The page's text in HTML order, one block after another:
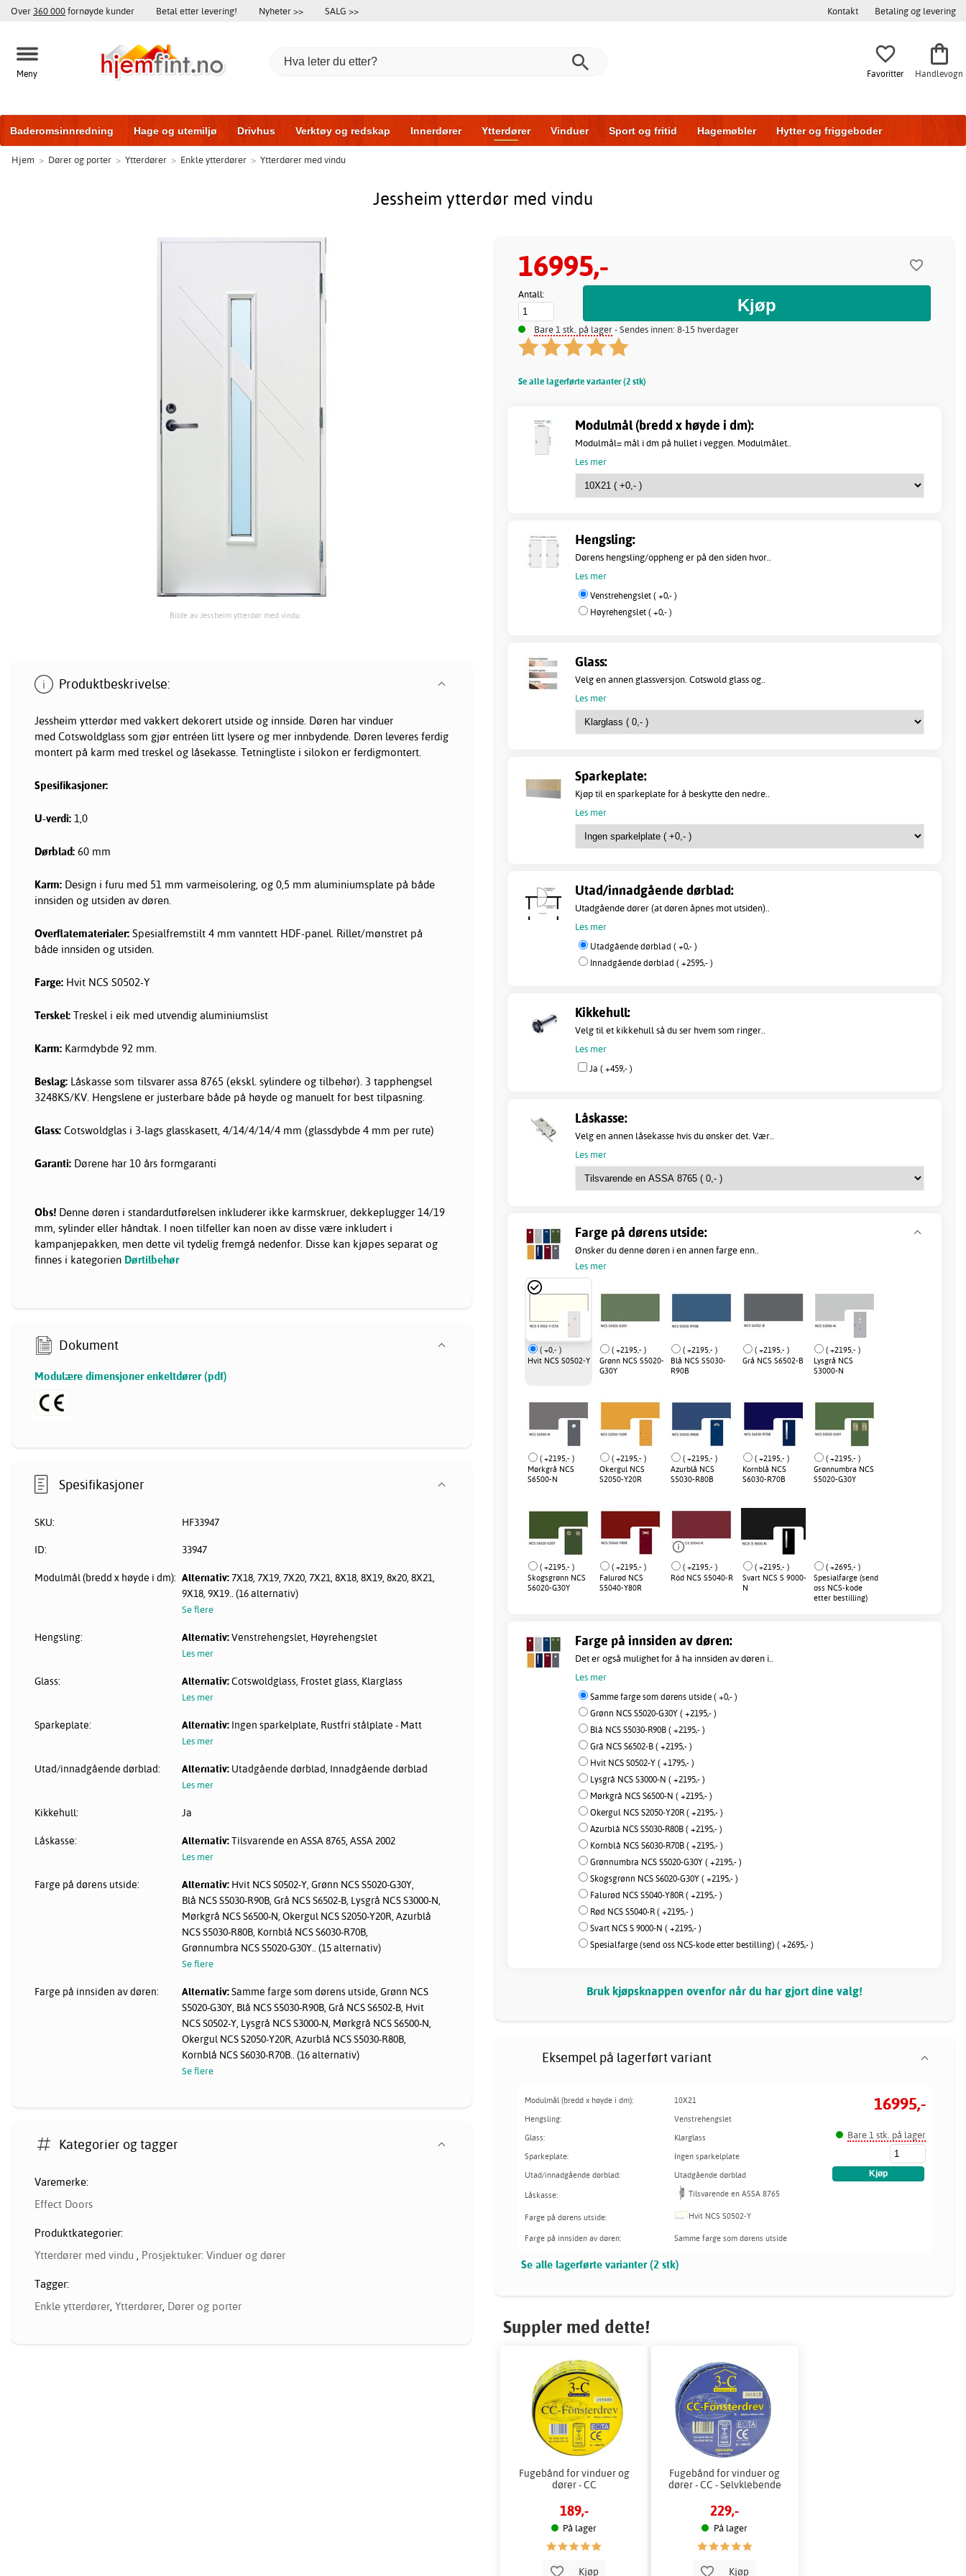
Over 360 000fornøyde kunder Betal etter levering! Nyheter >> SALG >> Kontakt Betaling og levering
Meny Favoritter Handlevogn
Baderomsinnredning Hage og utemiljø Drivhus Verktøy og redskap Innerdører Ytterdører Vinduer Sport og fritid Hagemøbler Hytter og friggeboder
Baderomsmøbler Hjem og innredning Treningsutstyr Garasjeporter
Hjem > Dører og porter > Ytterdører > Enkle ytterdører > Ytterdører med vindu
Jessheim ytterdør med vindu
Bilde av Jessheim ytterdør med vindu
16995,-
Antall:
Bare 1 stk. på lager- Sendes innen: 8-15 hverdager
Se alle lagerførte varianter (2 stk)
Modulmål (bredd x høyde i dm):
Modulmål= mål i dm på hullet i veggen. Modulmålet..
Les mer
Hengsling:
Dørens hengsling/oppheng er på den siden hvor..
Les mer
Venstrehengslet ( +0,- )
Høyrehengslet ( +0,- )
Glass:
Velg en annen glassversjon. Cotswold glass og..
Les mer
Sparkeplate:
Kjøp til en sparkeplate for å beskytte den nedre..
Les mer
Utad/innadgående dørblad:
Utadgående dører (at døren åpnes mot utsiden)..
Les mer
Utadgående dørblad ( +0,- )
Innadgående dørblad ( +2595,- )
Kikkehull:
Velg til et kikkehull så du ser hvem som ringer..
Les mer
Ja ( +459,- )
Låskasse:
Velg en annen låsekasse hvis du ønsker det. Vær..
Les mer
Farge på dørens utside:
Ønsker du denne døren i en annen farge enn..
Les mer
( +0,- )
Hvit NCS S0502-Y
( +2195,- )
Grønn NCS S5020-
G30Y
( +2195,- )
Blå NCS S5030-
R90B
( +2195,- )
Grå NCS S6502-B
( +2195,- )
Lysgrå NCS
S3000-N
( +2195,- )
Mørkgrå NCS
S6500-N
( +2195,- )
Okergul NCS
S2050-Y20R
( +2195,- )
Azurblå NCS
S5030-R80B
( +2195,- )
Kornblå NCS
S6030-R70B
( +2195,- )
Grønnumbra NCS
S5020-G30Y
( +2195,- )
Skogsgrønn NCS
S6020-G30Y
( +2195,- )
Falurød NCS
S5040-Y80R
( +2195,- )
Röd NCS S5040-R
( +2195,- )
Svart NCS S 9000-
N
( +2695,- )
Spesialfarge (send
oss NCS-kode
etter bestilling)
Farge på innsiden av døren:
Det er også mulighet for å ha innsiden av døren i..
Les mer
Samme farge som dørens utside ( +0,- )
Grønn NCS S5020-G30Y ( +2195,- )
Blå NCS S5030-R90B ( +2195,- )
Grå NCS S6502-B ( +2195,- )
Hvit NCS S0502-Y ( +1795,- )
Lysgrå NCS S3000-N ( +2195,- )
Mørkgrå NCS S6500-N ( +2195,- )
Okergul NCS S2050-Y20R ( +2195,- )
Azurblå NCS S5030-R80B ( +2195,- )
Kornblå NCS S6030-R70B ( +2195,- )
Grønnumbra NCS S5020-G30Y ( +2195,- )
Skogsgrønn NCS S6020-G30Y ( +2195,- )
Falurød NCS S5040-Y80R ( +2195,- )
Rød NCS S5040-R ( +2195,- )
Svart NCS S 9000-N ( +2195,- )
Spesialfarge (send oss NCS-kode etter bestilling) ( +2695,- )
Bruk kjøpsknappen ovenfor når du har gjort dine valg!
Eksempel på lagerført variant
Modulmål (bredd x høyde i dm):
10X21
Hengsling:
Venstrehengslet
Glass:
Klarglass
Sparkeplate:
Ingen sparkelplate
Utad/innadgående dørblad:
Utadgående dørblad
Låskasse:
Tilsvarende en ASSA 8765
Farge på dørens utside: Hvit NCS S0502-Y
Farge på innsiden av døren: Samme farge som dørens utside
16995,-
Bare 1 stk. på lager
Se alle lagerførte varianter (2 stk)
Produktbeskrivelse:
Jessheim ytterdør med vakkert dekorert utside og innside. Døren har vinduer
med Cotswoldglass som gjør entréen litt lysere og mer innbydende. Døren leveres ferdig
montert på karm med treskel og låsekasse. Tetningliste i silokon er ferdigmontert.
Spesifikasjoner:
U-verdi: 1,0
Dørblad: 60 mm
Karm: Design i furu med 51 mm varmeisolering, og 0,5 mm aluminiumsplate på både
innsiden og utsiden av døren.
Overflatematerialer: Spesialfremstilt 4 mm vanntett HDF-panel. Rillet/mønstret på
både innsiden og utsiden.
Farge: Hvit NCS S0502-Y
Terskel: Treskel i eik med utvendig aluminiumslist
Karm: Karmdybde 92 mm.
Beslag: Låskasse som tilsvarer assa 8765 (ekskl. sylindere og tilbehør). 3 tapphengsel
3248KS/KV. Hengslene er justerbare både på høyde og manuelt for best tilpasning.
Glass: Cotswoldglas i 3-lags glasskasett, 4/14/4/14/4 mm (glassdybde 4 mm per rute)
Garanti: Dørene har 10 års formgaranti
Obs! Denne døren i standardutførelsen inkluderer ikke karmskruer, dekkeplugger 14/19
mm, sylinder eller håndtak. I noen tilfeller kan noen av disse være inkludert i
kampanjepakken, men dette vil tydelig fremgå nedenfor. Disse kan kjøpes separat og
finnes i kategorien Dørtilbehør
Dokument
Modulære dimensjoner enkeltdører (pdf)
Spesifikasjoner
SKU: HF33947
ID: 33947
Modulmål (bredd x høyde i dm): Alternativ:7X18, 7X19, 7X20, 7X21, 8X18, 8X19, 8x20, 8X21,
9X18, 9X19.. (16 alternativ)
Se flere
Hengsling: Alternativ:Venstrehengslet, Høyrehengslet
Les mer
Glass: Alternativ:Cotswoldglass, Frostet glass, Klarglass
Les mer
Sparkeplate: Alternativ: Ingen sparkelplate, Rustfri stålplate - Matt
Les mer
Utad/innadgående dørblad: Alternativ: Utadgående dørblad, Innadgående dørblad
Les mer
Kikkehull: Ja
Låskasse: Alternativ:Tilsvarende en ASSA 8765, ASSA 2002
Les mer
Farge på dørens utside: Alternativ: Hvit NCS S0502-Y, Grønn NCS S5020-G30Y,
Blå NCS S5030-R90B, Grå NCS S6502-B, Lysgrå NCS S3000-N,
Mørkgrå NCS S6500-N, Okergul NCS S2050-Y20R, Azurblå
NCS S5030-R80B, Kornblå NCS S6030-R70B,
Grønnumbra NCS S5020-G30Y.. (15 alternativ)
Se flere
Farge på innsiden av døren: Alternativ:Samme farge som dørens utside, Grønn NCS
S5020-G30Y, Blå NCS S5030-R90B, Grå NCS S6502-B, Hvit
NCS S0502-Y, Lysgrå NCS S3000-N, Mørkgrå NCS S6500-N,
Okergul NCS S2050-Y20R, Azurblå NCS S5030-R80B,
Kornblå NCS S6030-R70B.. (16 alternativ)
Se flere
Kategorier og tagger
Varemerke:
Effect Doors
Produktkategorier:
Ytterdører med vindu , Prosjektuker: Vinduer og dører
Tagger:
Enkle ytterdører, Ytterdører, Dører og porter
Suppler med dette!
Fugebånd for vinduer og
dører - CC
189,-
På lager
Kjøp
Fugebånd for vinduer og
dører - CC - Selvklebende
229,-
På lager
Kjøp